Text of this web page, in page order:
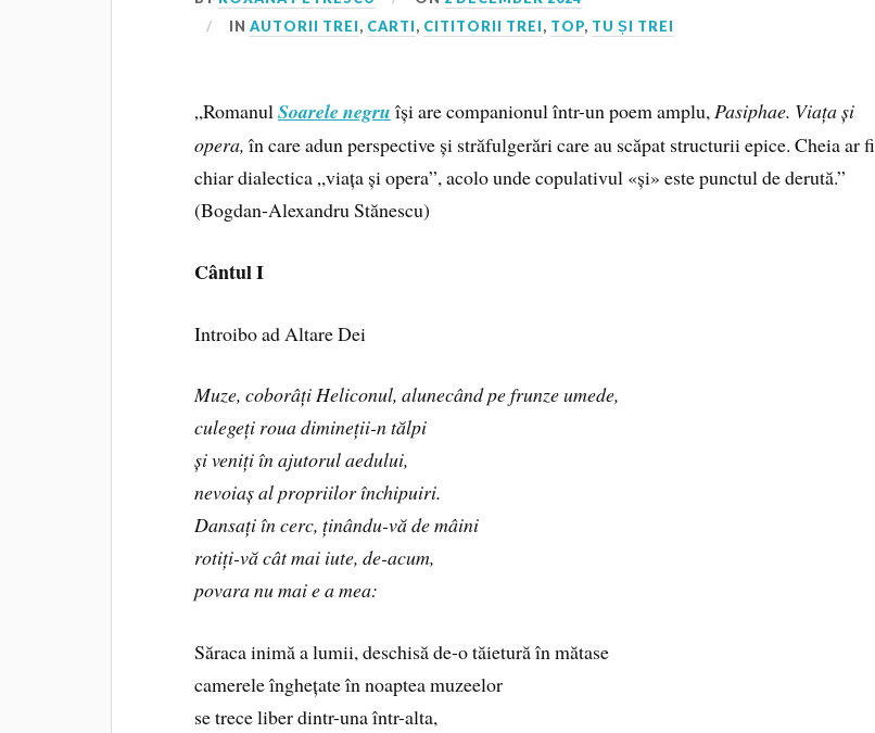
INAUTORII TREI, CARTI, CITITORII TREI, TOP, TU ȘI TREI
„RomanulSoarele negru își are companionul într-un poem amplu,Pasiphae. Viața și
opera,în care adun perspective și străfulgerări care au scăpat structurii epice. Cheia ar fi
chiar dialectica „viața și opera”, acolo unde copulativul «și» este punctul de derută.”
(Bogdan-Alexandru Stănescu)
Cântul I
Introibo ad Altare Dei
Muze, coborâți Heliconul, alunecând pe frunze umede,
culegeți roua dimineții-n tălpi
și veniți în ajutorul aedului,
nevoiaș al propriilor închipuiri.
Dansați în cerc, ținându-vă de mâini
rotiți-vă cât mai iute, de-acum,
povara nu mai e a mea:
Săraca inimă a lumii, deschisă de-o tăietură în mătase
camerele înghețate în noaptea muzeelor
se trece liber dintr-una într-alta,